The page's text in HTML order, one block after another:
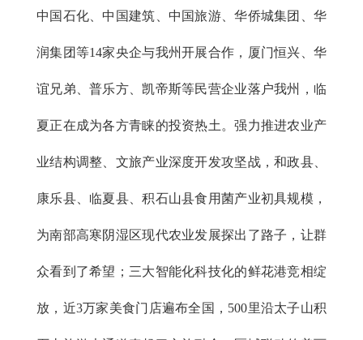
中国石化、中国建筑、中国旅游、华侨城集团、华
润集团等14家央企与我州开展合作，厦门恒兴、华
谊兄弟、普乐方、凯帝斯等民营企业落户我州，临
夏正在成为各方青睐的投资热土。强力推进农业产
业结构调整、文旅产业深度开发攻坚战，和政县、
康乐县、临夏县、积石山县食用菌产业初具规模，
为南部高寒阴湿区现代农业发展探出了路子，让群
众看到了希望；三大智能化科技化的鲜花港竞相绽
放，近3万家美食门店遍布全国，500里沿太子山积